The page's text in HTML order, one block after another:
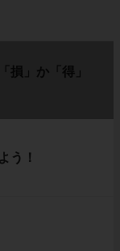
損」か「得」
う！